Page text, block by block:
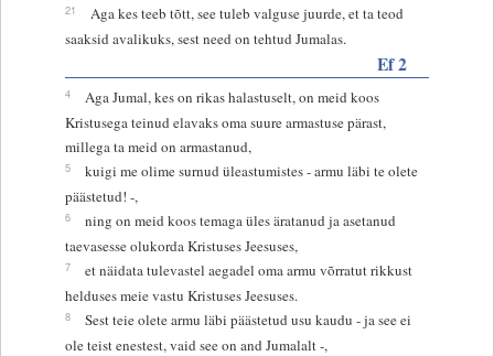
21
Aga kes teeb tõtt, see tuleb valguse juurde, et ta teod
saaksid avalikuks, sest need on tehtud Jumalas.
Ef 2
4
Aga Jumal, kes on rikas halastuselt, on meid koos
Kristusega teinud elavaks oma suure armastuse pärast,
millega ta meid on armastanud,
5
kuigi me olime surnud üleastumistes - armu läbi te olete
päästetud! -,
6
ning on meid koos temaga üles äratanud ja asetanud
taevasesse olukorda Kristuses Jeesuses,
7
et näidata tulevastel aegadel oma armu võrratut rikkust
helduses meie vastu Kristuses Jeesuses.
8
Sest teie olete armu läbi päästetud usu kaudu - ja see ei
ole teist enestest, vaid see on and Jumalalt -,